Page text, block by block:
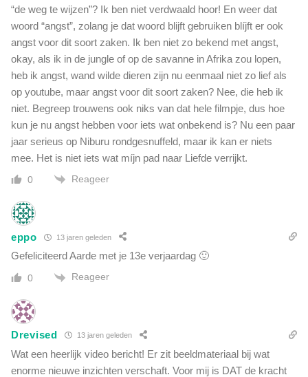
“de weg te wijzen”? Ik ben niet verdwaald hoor! En weer dat
woord “angst”, zolang je dat woord blijft gebruiken blíjft er ook
angst voor dit soort zaken. Ik ben niet zo bekend met angst,
okay, als ik in de jungle of op de savanne in Afrika zou lopen,
heb ik angst, wand wilde dieren zijn nu eenmaal niet zo lief als
op youtube, maar angst voor dit soort zaken? Nee, die heb ik
niet. Begreep trouwens ook niks van dat hele filmpje, dus hoe
kun je nu angst hebben voor iets wat onbekend is? Nu een paar
jaar serieus op Niburu rondgesnuffeld, maar ik kan er niets
mee. Het is niet iets wat míjn pad naar Liefde verrijkt.
0 Reageer
eppo 13 jaren geleden
Gefeliciteerd Aarde met je 13e verjaardag 🙂
0 Reageer
Drevised 13 jaren geleden
Wat een heerlijk video bericht! Er zit beeldmateriaal bij wat
enorme nieuwe inzichten verschaft. Voor mij is DAT de kracht